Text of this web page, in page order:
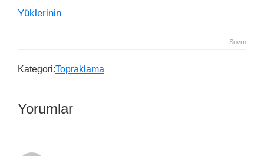
Sovrn
Kategori:Topraklama
Yorumlar